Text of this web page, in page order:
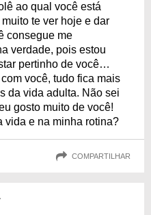
ao qual você está
te ver hoje e dar
consegue me
verdade, pois estou
pertinho de você…
você, tudo fica mais
da vida adulta. Não sei
gosto muito de você!
vida e na minha rotina?
COMPARTILHAR